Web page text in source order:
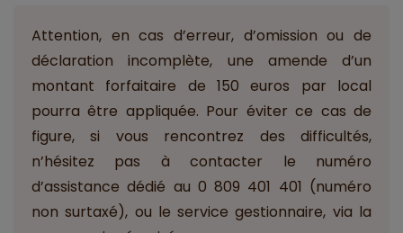
Attention, en cas d’erreur, d’omission ou de
déclaration incomplète, une amende d’un
montant forfaitaire de 150 euros par local
pourra être appliquée. Pour éviter ce cas de
figure, si vous rencontrez des difficultés,
n’hésitez pas à contacter le numéro
d’assistance dédié au 0 809 401 401 (numéro
non surtaxé), ou le service gestionnaire, via la